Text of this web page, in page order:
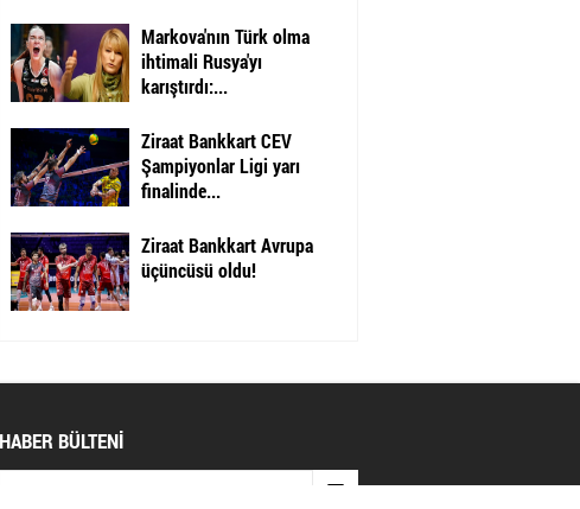
Markova'nın Türk olma
ihtimali Rusya'yı
karıştırdı:...
Ziraat Bankkart CEV
Şampiyonlar Ligi yarı
finalinde...
Ziraat Bankkart Avrupa
üçüncüsü oldu!
HABER BÜLTENİ